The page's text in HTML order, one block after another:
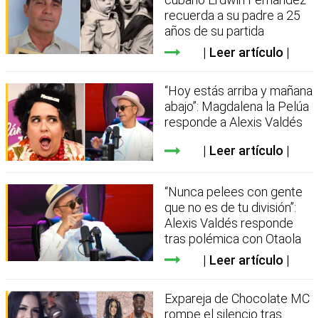
recuerda a su padre a 25
años de su partida
Leer artículo
“Hoy estás arriba y mañana
abajo”: Magdalena la Pelúa
responde a Alexis Valdés
Leer artículo
“Nunca pelees con gente
que no es de tu división”:
Alexis Valdés responde
tras polémica con Otaola
Leer artículo
Expareja de Chocolate MC
rompe el silencio tras